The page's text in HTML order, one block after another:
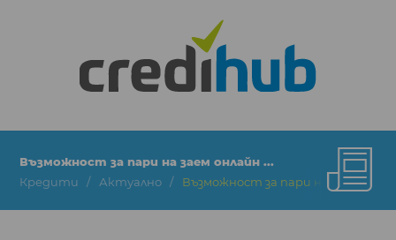
Възможност за пари на заем онлайн ...
Кредити Актуално Възможност за пари на заем